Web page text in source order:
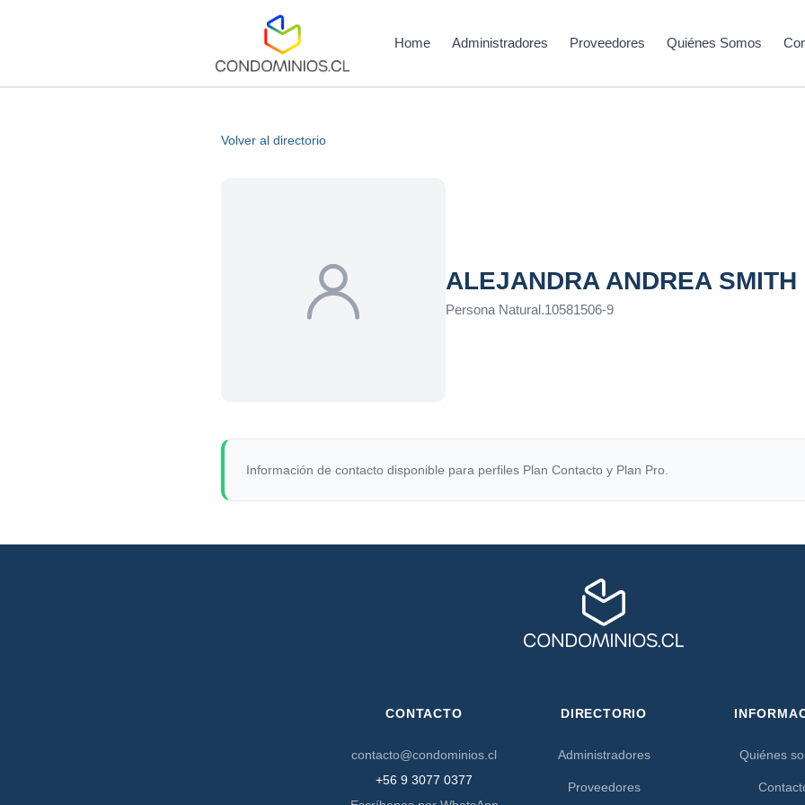
Home Administradores Proveedores Quiénes Somos
Volver al directorio
ALEJANDRA ANDREA SMITH
Persona Natural.10581506-9
Información de contacto disponible para perfiles Plan Contacto y Plan Pro.
CONTACTO
contacto@condominios.cl
+56 9 3077 0377
DIRECTORIO
Administradores
Proveedores
Quiénes